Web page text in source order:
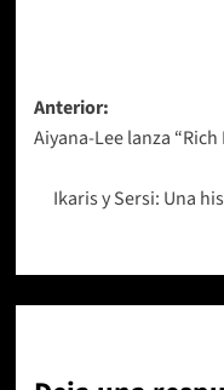
Navegación
de
entradas
Anterior:
Aiyana-Lee lanza “Rich
Ikaris y Sersi: Una